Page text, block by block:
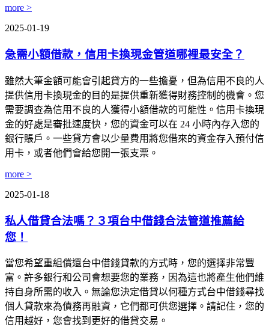
more >
2025-01-19
急需小額借款，信用卡換現金管道哪裡最安全？
雖然大筆金額可能會引起貸方的一些擔憂，但為信用不良的人
提供信用卡換現金的目的是提供重新獲得財務控制的機會。您
需要調查為信用不良的人獲得小額借款的可能性。信用卡換現
金的好處是審批速度快，您的資金可以在 24 小時內存入您的
銀行賬戶。一些貸方會以少量費用將您借來的資金存入預付信
用卡，或者他們會給您開一張支票。
more >
2025-01-18
私人借貸合法嗎？３項台中借錢合法管道推薦給
您！
當您希望重組償還台中借錢貸款的方式時，您的選擇非常豐
富。許多銀行和公司會想要您的業務，因為這也將產生他們維
持自身所需的收入。無論您決定借貸以何種方式台中借錢尋找
個人貸款來為債務再融資，它們都可供您選擇。請記住，您的
信用越好，您會找到更好的借貸交易。